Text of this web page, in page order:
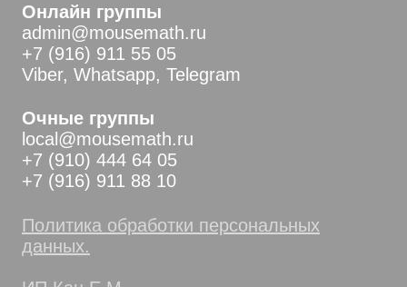
Онлайн группы
admin@mousemath.ru
+7 (916) 911 55 05
Viber, Whatsapp, Telegram
Очные группы
local@mousemath.ru
+7 (910) 444 64 05
+7 (916) 911 88 10
Политика обработки персональных
данных.